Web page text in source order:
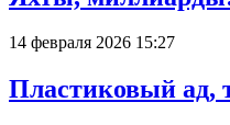
14 февраля 2026 15:27
Пластиковый ад,